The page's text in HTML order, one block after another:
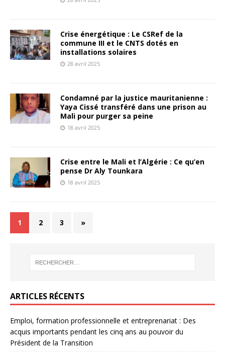
Crise énergétique : Le CSRef de la
commune III et le CNTS dotés en
installations solaires
28 avril 2025
Condamné par la justice mauritanienne :
Yaya Cissé transféré dans une prison au
Mali pour purger sa peine
18 avril 2025
Crise entre le Mali et l’Algérie : Ce qu’en
pense Dr Aly Tounkara
18 avril 2025
1 2 3 »
ARTICLES RÉCENTS
Emploi, formation professionnelle et entreprenariat : Des
acquis importants pendant les cinq ans au pouvoir du
Président de la Transition